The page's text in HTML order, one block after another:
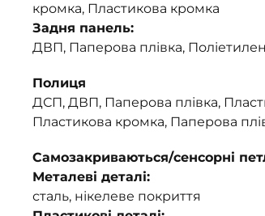
кромка, Пластикова кромка
Задня панель:
ДВП, Паперова плівка,
Полиця
ДСП, ДВП, Паперова плівка,
Пластикова кромка, Паперова
Самозакриваються/сенсорні
Металеві деталі:
сталь, нікелеве покриття